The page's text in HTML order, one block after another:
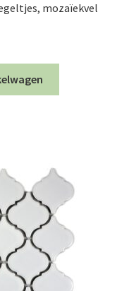
mozaïekvel